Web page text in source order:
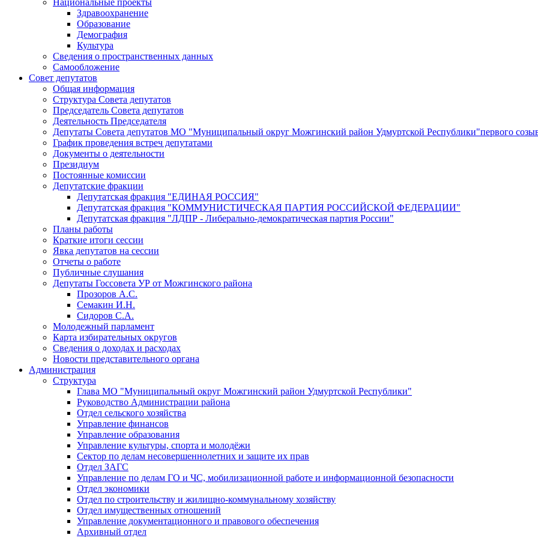
Здравоохранение
Образование
Демография
Культура
Сведения о пространственных данных
Самообложение
Совет депутатов
Общая информация
Структура Совета депутатов
Председатель Совета депутатов
Деятельность Председателя
Депутаты Совета депутатов МО "Муниципальный округ Можгинский район Удмуртской Республики"первого
График проведения встреч депутатами
Документы о деятельности
Президиум
Постоянные комиссии
Депутатские фракции
Депутатская фракция "ЕДИНАЯ РОССИЯ"
Депутатская фракция "КОММУНИСТИЧЕСКАЯ ПАРТИЯ РОССИЙСКОЙ ФЕДЕРАЦИИ"
Депутатская фракция "ЛДПР - Либерально-демократическая партия России"
Планы работы
Краткие итоги сессии
Явка депутатов на сессии
Отчеты о работе
Публичные слушания
Депутаты Госсовета УР от Можгинского района
Прозоров А.С.
Семакин И.Н.
Сидоров С.А.
Молодежный парламент
Карта избирательных округов
Сведения о доходах и расходах
Новости представительного органа
Администрация
Структура
Глава МО "Муниципальный округ Можгинский район Удмуртской Республики"
Руководство Администрации района
Отдел сельского хозяйства
Управление финансов
Управление образования
Управление культуры, спорта и молодёжи
Сектор по делам несовершеннолетних и защите их прав
Отдел ЗАГС
Управление по делам ГО и ЧС, мобилизационной работе и информационной безопасности
Отдел экономики
Отдел по строительству и жилищно-коммунальному хозяйству
Отдел имущественных отношений
Управление документационного и правового обеспечения
Архивный отдел